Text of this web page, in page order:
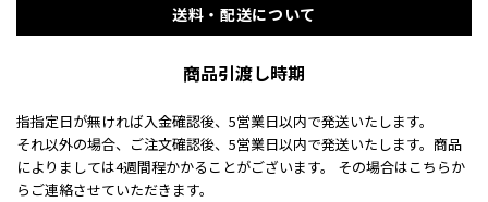
送料・配送について
商品引渡し時期
指指定日が無ければ入金確認後、5営業日以内で発送いたします。
それ以外の場合、ご注文確認後、5営業日以内で発送いたします。商品
によりましては4週間程かかることがございます。 その場合はこちらか
らご連絡させていただきます。